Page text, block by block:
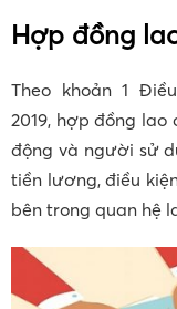
Hợp đồng
Theo khoản 1
2019, hợp đồng
động và người sử
tiền lương, điều
bên trong quan hệ